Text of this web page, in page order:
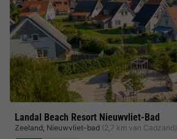
Landal Beach Resort Nieuwvliet-Bad
Zeeland, Nieuwvliet-bad (2,7 km van Cadzand)